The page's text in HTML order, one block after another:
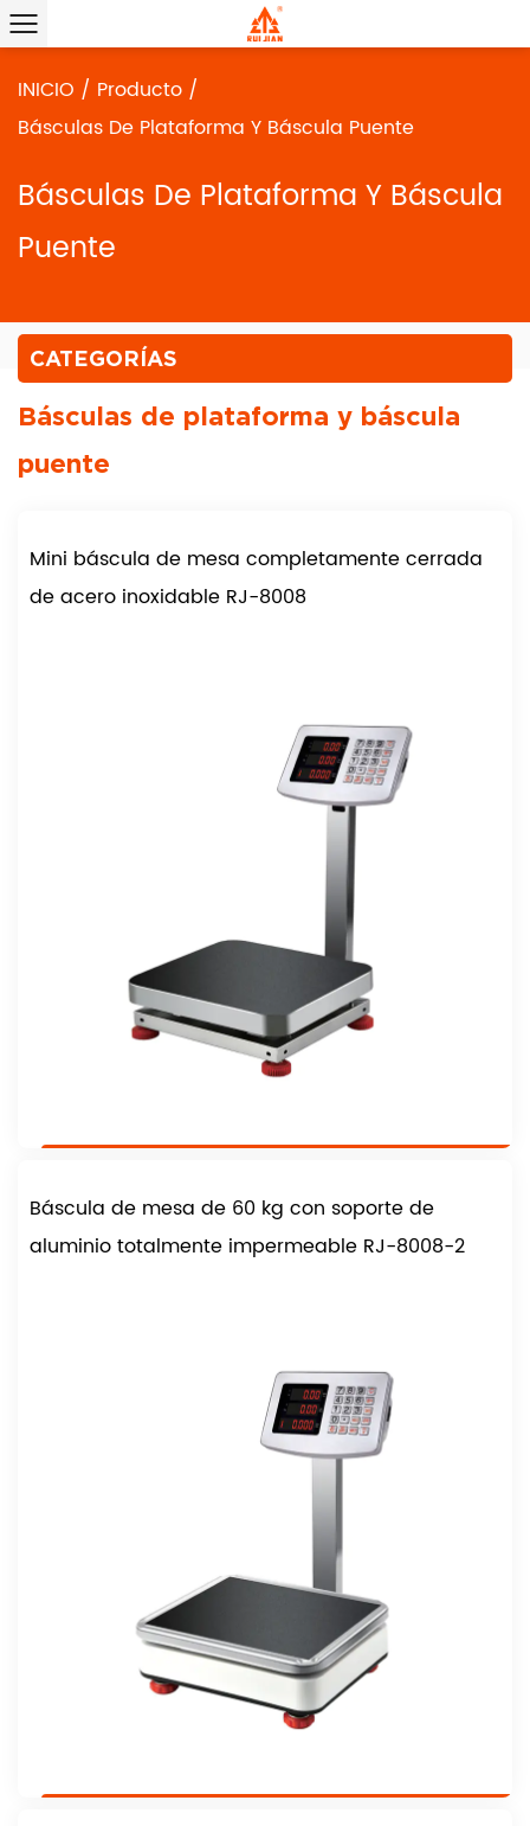
INICIO / Producto /
Básculas De Plataforma Y Báscula Puente
Básculas De Plataforma Y Báscula
Puente
CATEGORÍAS
Básculas de plataforma y báscula
puente
Mini báscula de mesa completamente cerrada
de acero inoxidable RJ-8008
Báscula de mesa de 60 kg con soporte de
aluminio totalmente impermeable RJ-8008-2